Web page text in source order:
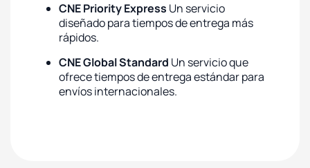
CNE Priority Express Un servicio
diseñado para tiempos de entrega más
rápidos.
CNE Global Standard Un servicio que
ofrece tiempos de entrega estándar para
envíos internacionales.